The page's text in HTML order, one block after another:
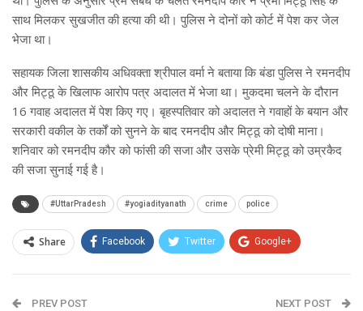
साथ मिलकर सुखजीत की हत्या की थी। पुलिस ने दोनों को कोर्ट में पेश कर जेल
भेजा था।
सहायक जिला शासकीय अधिवक्ता श्रीपाल वर्मा ने बताया कि बंडा पुलिस ने रमनदीप
और मिट्ठू के खिलाफ आरोप पत्र अदालत में भेजा था। मुकदमा चलने के दौरान
16 गवाह अदालत में पेश किए गए। बृहस्पतिवार को अदालत ने गवाहों के बयान और
सरकारी वकील के तर्कों को सुनने के बाद रमनदीप और मिट्ठू को दोषी माना।
शनिवार को रमनदीप कौर को फांसी की सजा और उसके प्रेमी मिट्ठू को उम्रकैद
की सजा सुनाई गई है।
#UttarPradesh #yogiadityanath crime police
Share Facebook Twitter Google+
Email
PREV POST NEXT POST